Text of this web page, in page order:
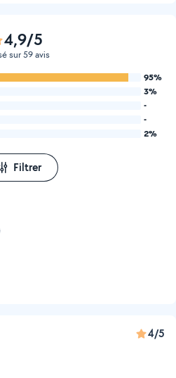
4,9/5
sur 59 avis
95%
3%
-
-
2%
Filtrer
4/5